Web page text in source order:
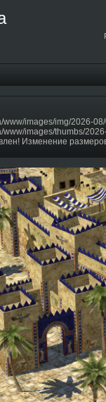
images/img/2026-
images/thumbs/
Изменение